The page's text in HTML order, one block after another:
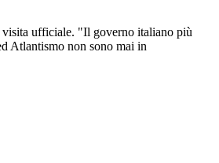
visita ufficiale. "Il governo italiano più
Atlantismo non sono mai in